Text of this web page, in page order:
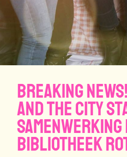
BREAKING
And The City
samenwerking
Bibliotheek